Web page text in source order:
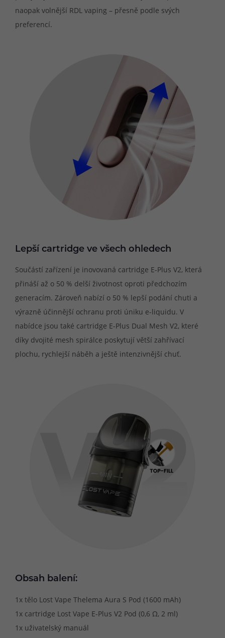
naopak volnější RDL vaping – přesně podle svých
preferencí.
Lepší cartridge ve všech ohledech
Součástí zařízení je inovovaná cartridge E-Plus V2, která
přináší až o 50 % delší životnost oproti předchozím
generacím. Zároveň nabízí o 50 % lepší podání chuti a
výrazně účinnější ochranu proti úniku e-liquidu. V
nabídce jsou také cartridge E-Plus Dual Mesh V2, které
díky dvojité mesh spirálce poskytují větší zahřívací
plochu, rychlejší náběh a ještě intenzivnější chuť.
Obsah balení:
1x tělo Lost Vape Thelema Aura S Pod (1600 mAh)
1x cartridge Lost Vape E-Plus V2 Pod (0,6 Ω, 2 ml)
1x uživatelský manuál